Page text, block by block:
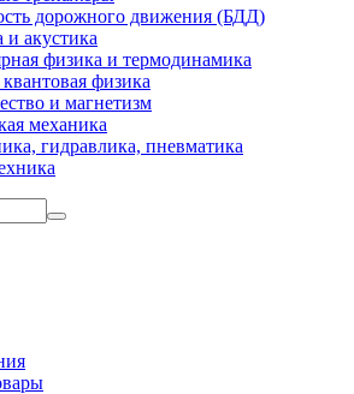
дорожного движения (БДД)
акустика
физика и термодинамика
физика
и магнетизм
механика
гидравлика, пневматика